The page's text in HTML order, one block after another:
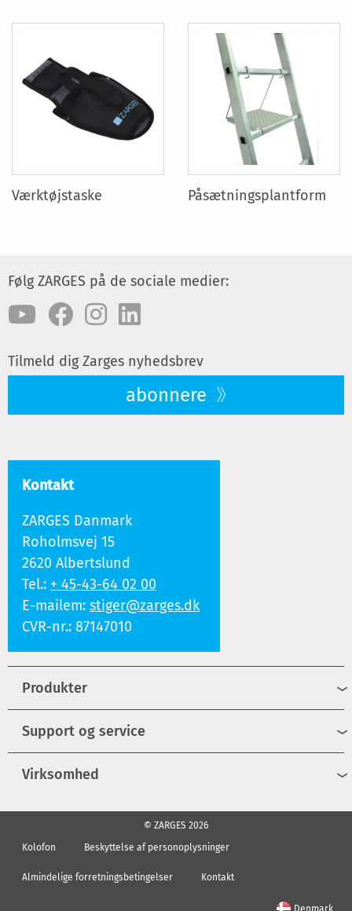
Værktøjstaske Påsætningsplantform
Følg ZARGES på de sociale medier:
Tilmeld dig Zarges nyhedsbrev
abonnere
Kontakt
ZARGES Danmark
Roholmsvej 15
2620 Albertslund
Tel.: + 45-43-64 02 00
E-mailem: stiger@zarges.dk
CVR-nr.: 87147010
Produkter
Support og service
Virksomhed
© ZARGES 2026
Kolofon
Beskyttelse af personoplysninger
Almindelige forretningsbetingelser Kontakt
Denmark